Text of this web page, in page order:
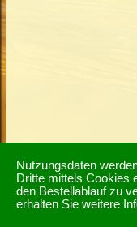
Nutzungsdaten
Dritte mittels Cookies
den Bestellablauf zu
erhalten Sie weitere